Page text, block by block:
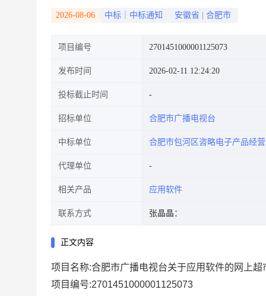
2026-08-06 中标｜中标通知 安徽省 合肥市
项目编号 2701451000001125073
发布时间 2026-02-11 12:24:20
投标截止时间
招标单位 合肥市广播电视台
中标单位 合肥市包河区咨略电子产品经
代理单位
相关产品 应用软件
联系方式 张晶晶：
正文内容
项目名称:合肥市广播电视台关于应用软件的网上超
项目编号:2701451000001125073